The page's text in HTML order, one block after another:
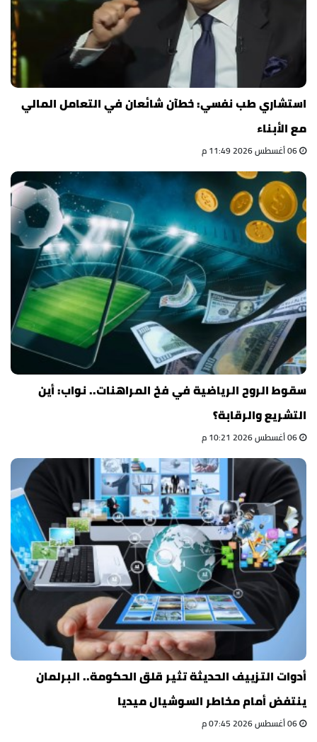
استشاري طب نفسي: خطآن شائعان في التعامل المالي
مع الأبناء
سقوط الروح الرياضية في فخ المراهنات.. نواب: أين
التشريع والرقابة؟
أدوات التزييف الحديثة تثير قلق الحكومة.. البرلمان
ينتفض أمام مخاطر السوشيال ميديا